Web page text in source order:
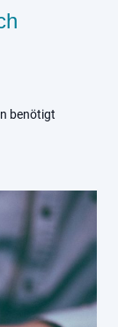
benötigt